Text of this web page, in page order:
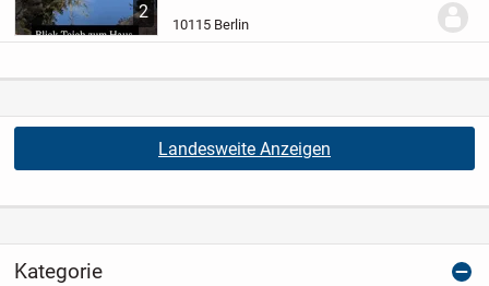
2
SOFORT VERFÜGBAR
Rückzugsort im Grünen – ankommen,
10115 Berlin
Landesweite Anzeigen
Kategorie